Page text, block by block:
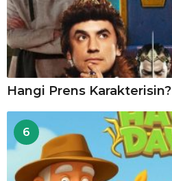
Hangi Prens Karakterisin?
6